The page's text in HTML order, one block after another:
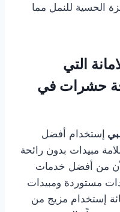
الحسية للنمل مما
التي
حشرات في
إستخدام أفضل
مبيدات بدون رائحة
من أفضل خدمات
مستوردة ومبيدات
إستخدام مزيج من